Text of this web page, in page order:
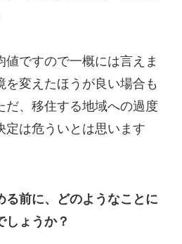
値ですので一概には言えま
を変えたほうが良い場合も
だ、移住する地域への過度
定は危ういとは思います
前に、どのようなことに
しょうか？